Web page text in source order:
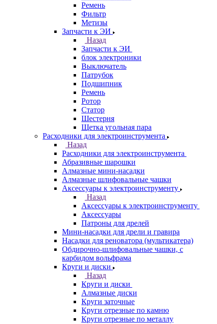
Ремень
Фильтр
Метизы
Запчасти к ЭИ
Назад
Запчасти к ЭИ
блок электроники
Выключатель
Патрубок
Подшипник
Ремень
Ротор
Статор
Шестерня
Щетка угольная пара
Расходники для электроинструмента
Назад
Расходники для электроинструмента
Абразивные шарошки
Алмазные мини-насадки
Алмазные шлифовальные чашки
Аксессуары к электроинструменту
Назад
Аксессуары к электроинструменту
Аксессуары
Патроны для дрелей
Мини-насадки для дрели и гравира
Насадки для реноватора (мультикатера)
Обдирочно-шлифовальные чашки, с
карбидом вольфрама
Круги и диски
Назад
Круги и диски
Алмазные диски
Круги заточные
Круги отрезные по камню
Круги отрезные по металлу